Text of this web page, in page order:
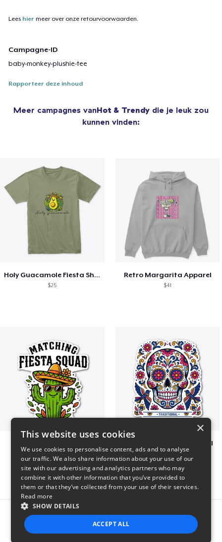
Lees hier meer over onze retourvoorwaarden.
Campagne-ID
baby-monkey-plushie-tee
Rapporteer deze inhoud
Meer campagnes vanHot & Trendy die je leuk zou
kunnen vinden:
Holy Guacamole Fiesta Shirt
$25
Retro Margarita Apparel
$41
$7
Mexican Heritage Apparel
$7
Report this product
×
This website uses cookies
We use cookies to personalise content, ads and to analyse
our traffic. We also share information about your use of our
site with our advertising and analytics partners who may
combine it with other information that you’ve provided to
them or that they’ve collected from your use of their services.
Read more
SHOW DETAILS
ACCEPT ALL